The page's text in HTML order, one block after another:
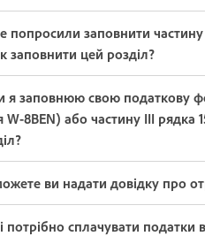
попросили заповнити
заповнити цей розділ?
я заповнюю свою податкову
W-8BEN) або частину III рядка
ви надати довідку про
потрібно сплачувати